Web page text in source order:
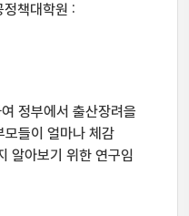
책대학원 :
정부에서 출산장려을
모들이 얼마나 체감
알아보기 위한 연구임